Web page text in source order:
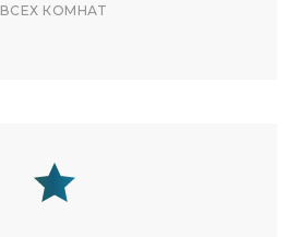
ВСЕХ КОМНАТ